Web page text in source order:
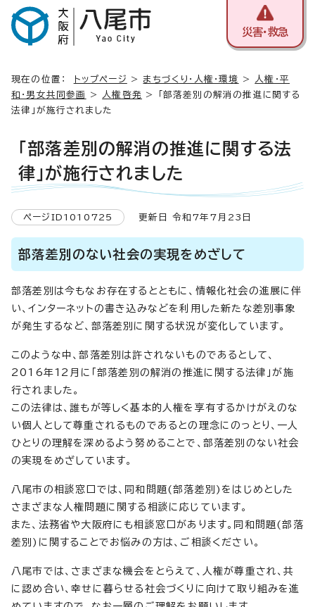
災害・救急
現在の位置： トップページ > まちづくり・人権・環境 >
人権・平
和・男女共同参画
> 人権啓発
> 「部落差別の解消の推進に関する
法律」が施行されました
「部落差別の解消の推進に関する法
律」が施行されました
ページID1010725 更新日 令和7年7月23日
部落差別のない社会の実現をめざして
部落差別は今もなお存在するとともに、情報化社会の進展に伴
い、インターネットの書き込みなどを利用した新たな差別事象
が発生するなど、部落差別に関する状況が変化しています。
このような中、部落差別は許されないものであるとして、
2016年12月に「部落差別の解消の推進に関する法律」が施
行されました。
この法律は、誰もが等しく基本的人権を享有するかけがえのな
い個人として尊重されるものであるとの理念にのっとり、一人
ひとりの理解を深めるよう努めることで、部落差別のない社会
の実現をめざしています。
八尾市の相談窓口では、同和問題(部落差別)をはじめとした
さまざまな人権問題に関する相談に応じています。
また、法務省や大阪府にも相談窓口があります。同和問題(部落
差別)に関することでお悩みの方は、ご相談ください。
八尾市では、さまざまな機会をとらえて、人権が尊重され、共
に認め合い、幸せに暮らせる社会づくりに向けて取り組みを進